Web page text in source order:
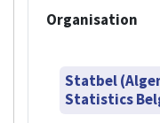
Organisation
Statbel
Statistics